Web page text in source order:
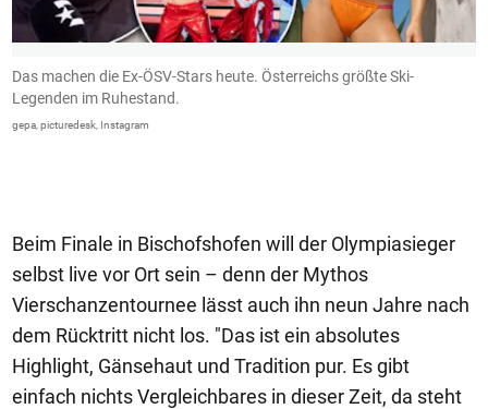
Das machen die Ex-ÖSV-Stars heute. Österreichs größte Ski-
Legenden im Ruhestand.
gepa, picturedesk, Instagram
Beim Finale in Bischofshofen will der Olympiasieger
selbst live vor Ort sein – denn der Mythos
Vierschanzentournee lässt auch ihn neun Jahre nach
dem Rücktritt nicht los. "Das ist ein absolutes
Highlight, Gänsehaut und Tradition pur. Es gibt
einfach nichts Vergleichbares in dieser Zeit, da steht